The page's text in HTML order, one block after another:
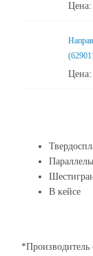
Цена:
Цена:
В кейсе
*Производитель